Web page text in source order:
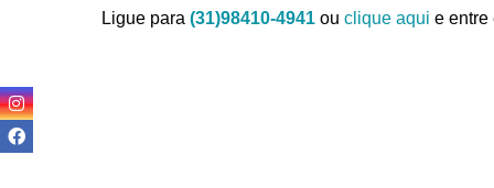
Ligue para (31)98410-4941 ou clique aqui e entre